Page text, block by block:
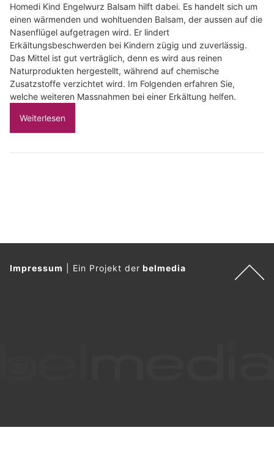
Homedi Kind Engelwurz Balsam hilft dabei. Es handelt sich um
einen wärmenden und wohltuenden Balsam, der aussen auf die
Nasenflügel aufgetragen wird. Er lindert
Erkältungsbeschwerden bei Kindern zügig und zuverlässig.
Das Mittel ist gut verträglich, denn es wird aus reinen
Naturprodukten hergestellt, während auf chemische
Zusatzstoffe verzichtet wird. Im Folgenden erfahren Sie,
welche weiteren Massnahmen bei einer Erkältung helfen.
Weiterlesen
Impressum Ein Projekt derbelmedia